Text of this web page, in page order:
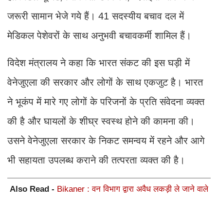
जरूरी सामान भेजे गये हैं। 41 सदस्यीय बचाव दल में
मेडिकल पेशेवरों के साथ अनुभवी बचावकर्मी शामिल हैं।
विदेश मंत्रालय ने कहा कि भारत संकट की इस घड़ी में
वेनेजुएला की सरकार और लोगों के साथ एकजुट है। भारत
ने भूकंप में मारे गए लोगों के परिजनों के प्रति संवेदना व्यक्त
की है और घायलों के शीघ्र स्वस्थ होने की कामना की।
उसने वेनेजुएला सरकार के निकट समन्वय में रहने और आगे
भी सहायता उपलब्ध कराने की तत्परता व्यक्त की है।
Also Read - Bikaner : वन विभाग द्वारा अवैध लकड़ी ले जाने वाले